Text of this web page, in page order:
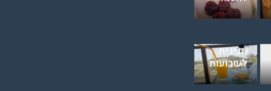
פירורים
חגיגית
לשבועות